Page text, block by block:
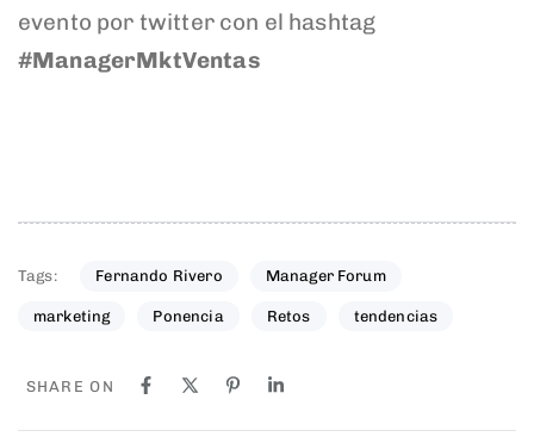
evento por twitter con el hashtag
#ManagerMktVentas
Tags: Fernando Rivero Manager Forum
marketing Ponencia Retos tendencias
SHARE ON